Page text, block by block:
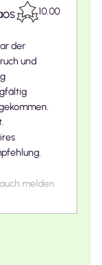
10.00
der
und
melden